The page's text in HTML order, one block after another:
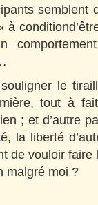
semblent
à
le
tout à
; et d’autre
la liberté
de vouloir faire
malgré moi ?